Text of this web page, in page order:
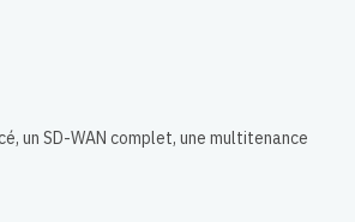
un SD-WAN complet, une multitenance